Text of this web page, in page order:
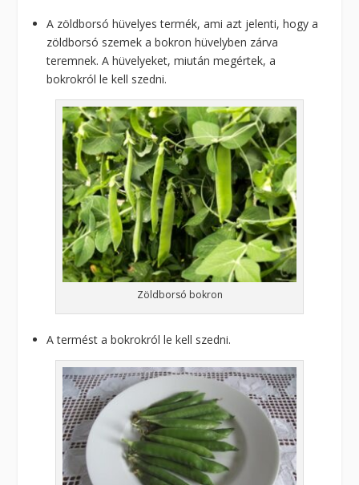
A zöldborsó hüvelyes termék, ami azt jelenti, hogy a
zöldborsó szemek a bokron hüvelyben zárva
teremnek. A hüvelyeket, miután megértek, a
bokrokról le kell szedni.
Zöldborsó bokron
A termést a bokrokról le kell szedni.